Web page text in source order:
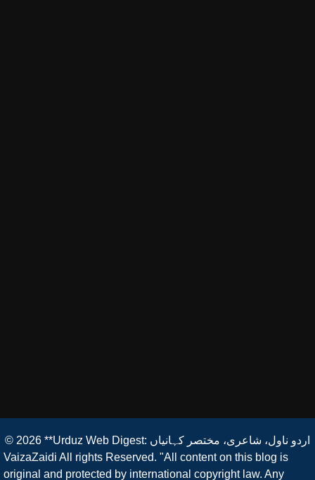
© 2026
**Urduz Web Digest: اردو ناول، شاعری، مختصر کہانیاں
VaizaZaidi All rights Reserved. "All content on this blog is
original and protected by international copyright law. Any